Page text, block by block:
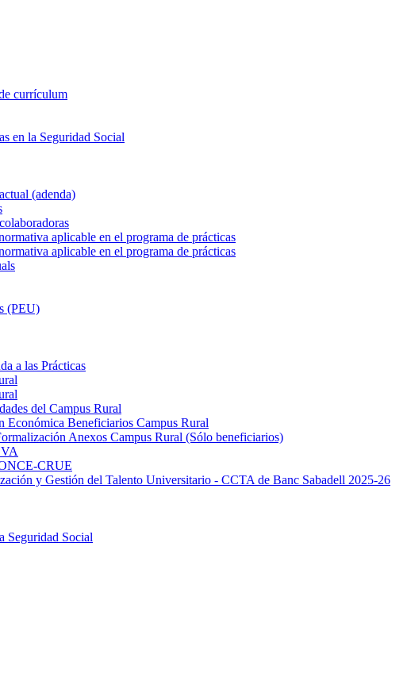
currículum
en la Seguridad Social
(adenda)
aplicable en el programa de prácticas
aplicable en el programa de prácticas
(PEU)
a las Prácticas
del Campus Rural
Económica Beneficiarios Campus Rural
Anexos Campus Rural (Sólo beneficiarios)
CRUE
y Gestión del Talento Universitario - CCTA de Banc Sabadell 2025-26
Seguridad Social